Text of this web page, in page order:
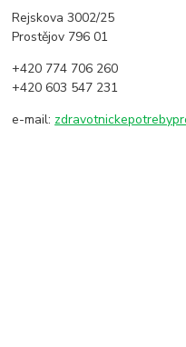
Rejskova 3002/25
Prostějov 796 01
+420 774 706 260
+420 603 547 231
e-mail: